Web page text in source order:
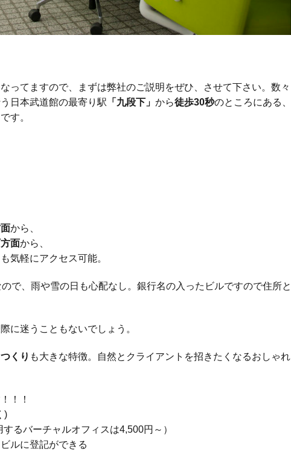
ってますので、まずは弊社のご説明をぜひ、させて下さい。数々
日本武道館の最寄り駅 「九段下」 から徒歩30秒のところにある、
す。
から、
面から、
気軽にアクセス可能。
で、雨や雪の日も心配なし。銀行名の入ったビルですので住所と
に迷うこともないでしょう。
くり も大きな特徴。自然とクライアントを招きたくなるおしゃれ
！！
)
るバーチャルオフィスは4,500円～）
ルに登記ができる